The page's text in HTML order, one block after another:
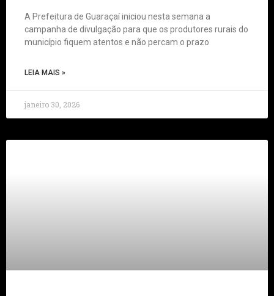
A Prefeitura de Guaraçaí iniciou nesta semana a
campanha de divulgação para que os produtores rurais do
município fiquem atentos e não percam o prazo
LEIA MAIS »
janeiro 30, 2026